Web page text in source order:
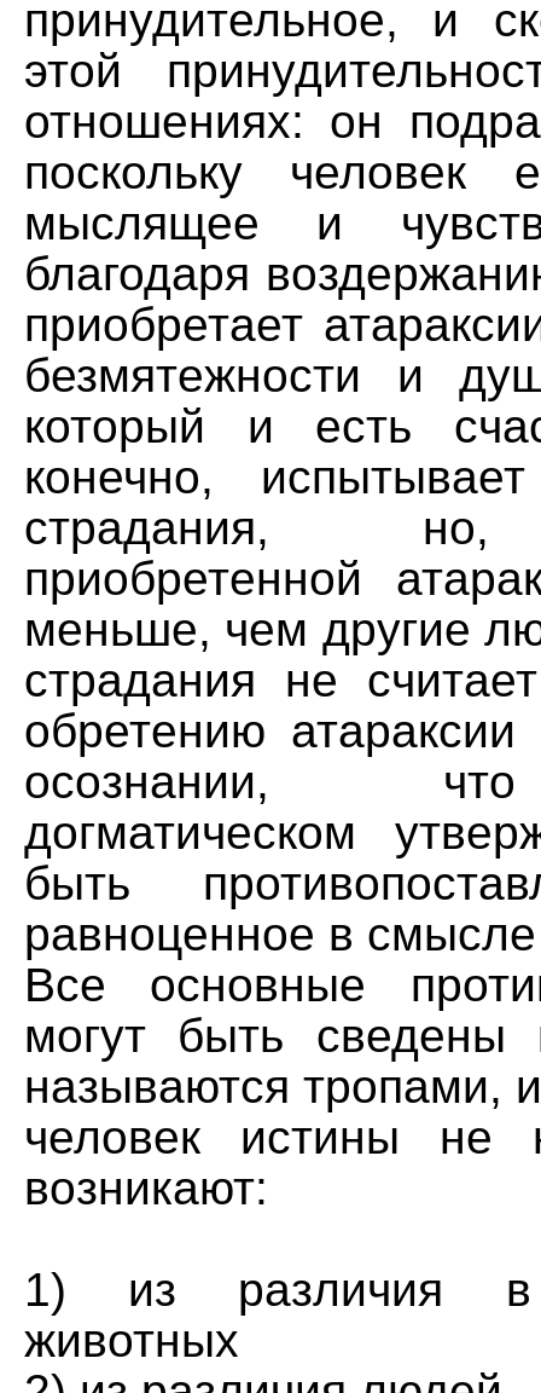
принудительное, и
этой
отношениях: он
поскольку человек
мыслящее и
благодаря
приобретает
безмятежности и
который и есть
конечно,
страдания, но,
приобретенной
меньше, чем другие
страдания не
обретению атараксии
осознании,
догматическом
быть
равноценное в
Все основные
могут быть сведены
называются тропами,
человек истины не
возникают:
1) из различия в
животных